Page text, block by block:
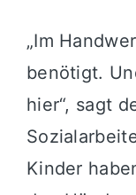
„Im
benötigt.
hier“, sagt
Kinder